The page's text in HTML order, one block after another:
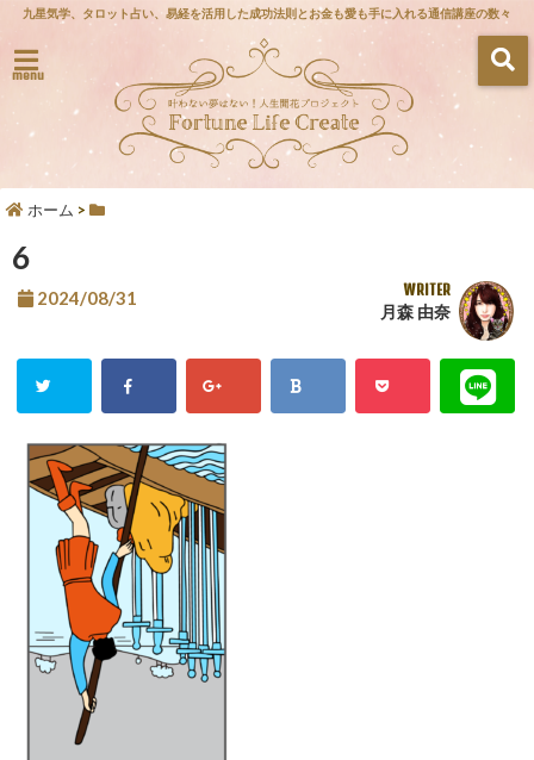
九星気学、タロット占い、易経を活用した成功法則とお金も愛も手に入れる通信講座の数々
menu
ホーム >
6
2024/08/31 WRITER
月森 由奈